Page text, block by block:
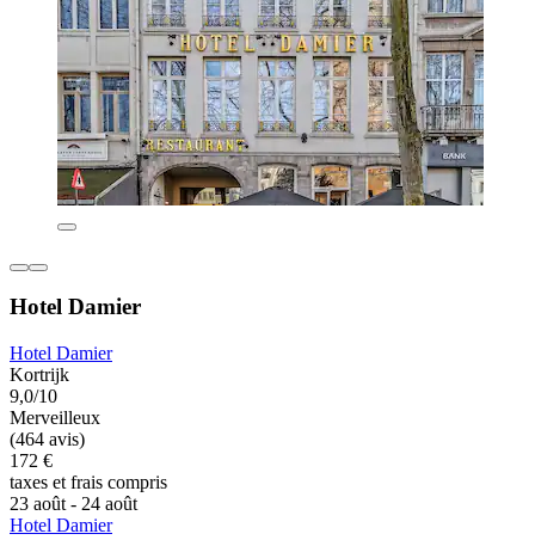
Hotel Damier
Hotel Damier
Kortrijk
9,0/10
Merveilleux
(464 avis)
172 €
taxes et frais compris
23 août - 24 août
Hotel Damier